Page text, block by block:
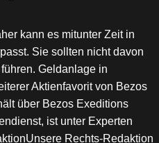
kann es mitunter Zeit in
Sie sollten nicht davon
Geldanlage in
Aktienfavorit von Bezos
über Bezos Exeditions
ist unter Experten
Rechts-Redaktion